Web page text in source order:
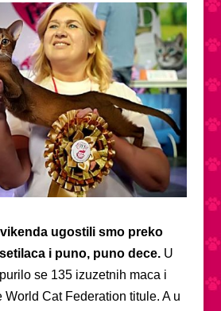
ugostili smo preko
i puno, puno dece.U
se 135 izuzetnih maca i
World Cat Federation titule. A u